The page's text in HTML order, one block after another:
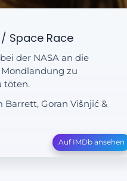
/ Space Race
der NASA an die
zu
töten.
Barrett, Goran Višnjić &
Auf IMDb ansehen